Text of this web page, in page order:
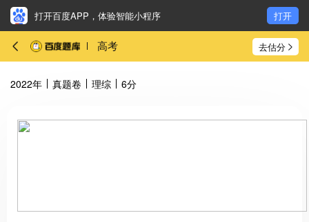
打开百度APP，体验智能小程序 打开
高考 去估分
2022年 真题卷 理综 6分